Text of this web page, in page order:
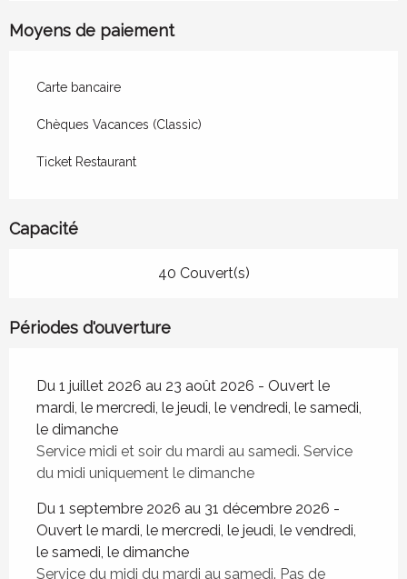
Moyens de paiement
Carte bancaire
Chèques Vacances (Classic)
Ticket Restaurant
Capacité
40 Couvert(s)
Périodes d'ouverture
Du 1 juillet 2026 au 23 août 2026 - Ouvert le
mardi, le mercredi, le jeudi, le vendredi, le samedi,
le dimanche
Service midi et soir du mardi au samedi. Service
du midi uniquement le dimanche
Du 1 septembre 2026 au 31 décembre 2026 -
Ouvert le mardi, le mercredi, le jeudi, le vendredi,
le samedi, le dimanche
Service du midi du mardi au samedi. Pas de